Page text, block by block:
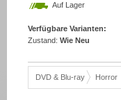
Auf Lager
Verfügbare Varianten:
Zustand: Wie Neu
DVD & Blu-ray Horror